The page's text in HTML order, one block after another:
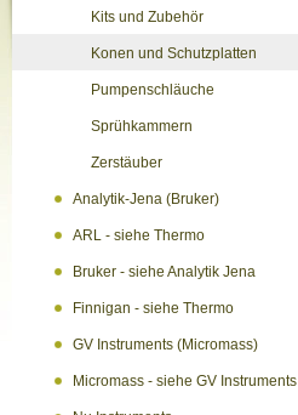
Kits und Zubehör
Konen und Schutzplatten
Pumpenschläuche
Sprühkammern
Zerstäuber
Analytik-Jena (Bruker)
ARL - siehe Thermo
Bruker - siehe Analytik Jena
Finnigan - siehe Thermo
GV Instruments (Micromass)
Micromass - siehe GV Instruments